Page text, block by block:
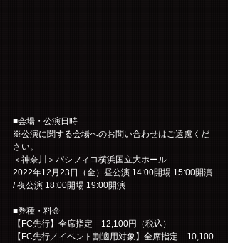
■会場・公演日時
※公演に関する会場へのお問い合わせはご遠慮くだ
さい。
＜神奈川＞パシフィコ横浜国立大ホール
2022年12月23日（金）昼公演 14:00開場 15:00開演
/ 夜公演 18:00開場 19:00開演
■券種・料金
【FC先行】全席指定　12,100円（税込）
【FC先行／イベント割適用対象】全席指定　10,100